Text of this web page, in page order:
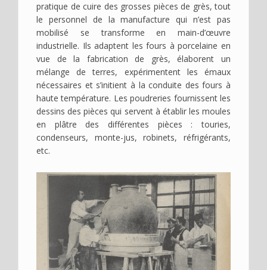
pratique de cuire des grosses pièces de grès, tout
le personnel de la manufacture qui n’est pas
mobilisé se transforme en main-d’œuvre
industrielle. Ils adaptent les fours à porcelaine en
vue de la fabrication de grès, élaborent un
mélange de terres, expérimentent les émaux
nécessaires et s’initient à la conduite des fours à
haute température. Les poudreries fournissent les
dessins des pièces qui servent à établir les moules
en plâtre des différentes pièces : touries,
condenseurs, monte-jus, robinets, réfrigérants,
etc.
Image